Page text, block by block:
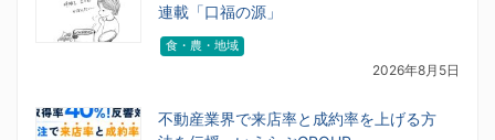
連載「口福の源」
食・農・地域
2026年8月5日
不動産業界で来店率と成約率を上げる方